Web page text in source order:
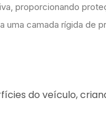
proporcionando
camada rígida de
do veículo,